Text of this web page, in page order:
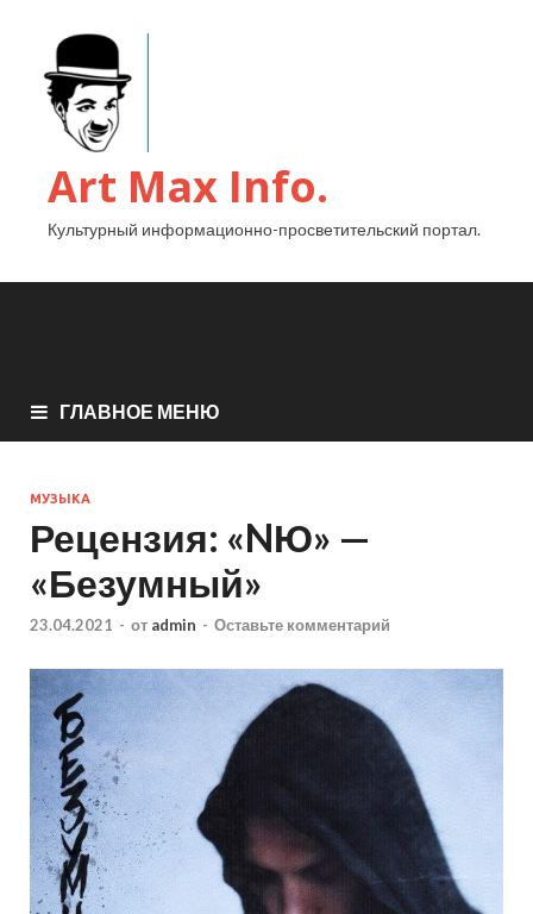
Art Max Info.
Культурный информационно-просветительский портал.
ГЛАВНОЕ МЕНЮ
МУЗЫКА
Рецензия: «NЮ» —
«Безумный»
23.04.2021 - от admin - Оставьте комментарий